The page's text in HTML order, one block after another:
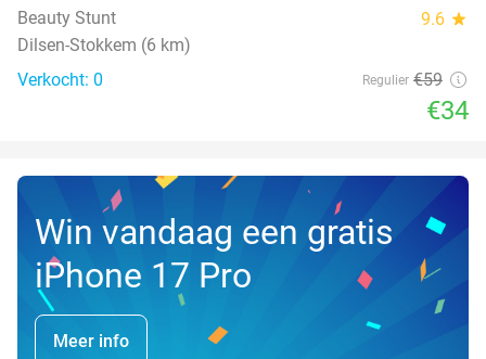
TODAY
Beauty Stunt 9.6 star
Dilsen-Stokkem (6 km)
Verkocht: 0
Regulier €59
€34
Win vandaag een gratis
iPhone 17 Pro
Meer info